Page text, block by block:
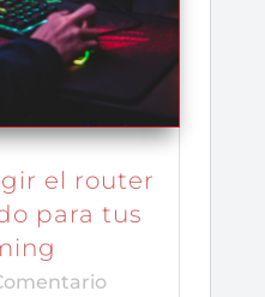
el router
para tus